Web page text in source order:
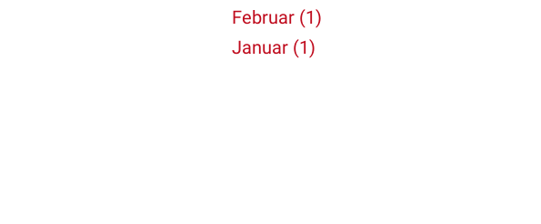
Februar (1)
Januar (1)